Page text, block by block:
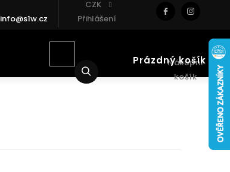
info@s1w.cz
CZK
Přihlášení
Nákupní
košík
Prázdný košík